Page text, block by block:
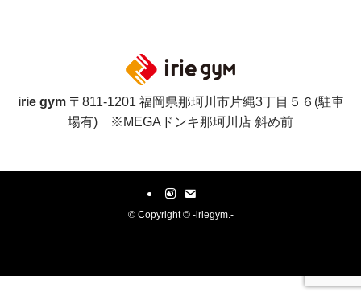
irie gym〒811-1201 福岡県那珂川市片縄3丁目５６(駐車
場有) ※MEGAドンキ那珂川店 斜め前
©Copyright © -iriegym.-